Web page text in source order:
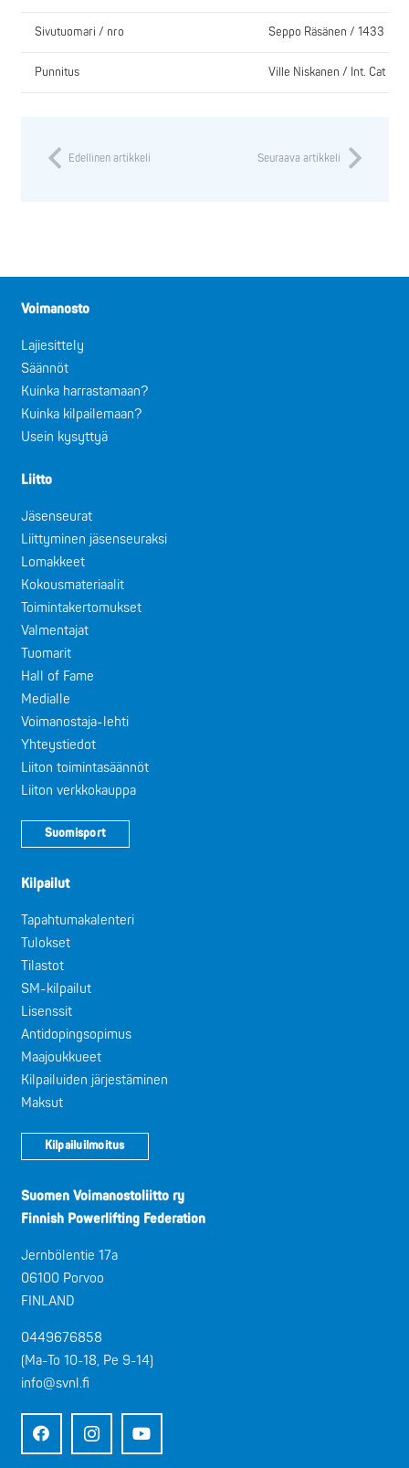
Sivutuomari / nro Seppo Räsänen / 1433
Punnitus Ville Niskanen / Int. Cat II
Edellinen artikkeli Seuraava artikkeli
Voimanosto
Lajiesittely
Säännöt
Kuinka harrastamaan?
Kuinka kilpailemaan?
Usein kysyttyä
Liitto
Jäsenseurat
Liittyminen jäsenseuraksi
Lomakkeet
Kokousmateriaalit
Toimintakertomukset
Valmentajat
Tuomarit
Hall of Fame
Medialle
Voimanostaja-lehti
Yhteystiedot
Liiton toimintasäännöt
Liiton verkkokauppa
Suomisport
Kilpailut
Tapahtumakalenteri
Tulokset
Tilastot
SM-kilpailut
Lisenssit
Antidopingsopimus
Maajoukkueet
Kilpailuiden järjestäminen
Maksut
Kilpailuilmoitus
Suomen Voimanostoliitto ry
Finnish Powerlifting Federation
Jernbölentie 17a
06100 Porvoo
FINLAND
0449676858
(Ma-To 10-18, Pe 9-14)
info@svnl.fi